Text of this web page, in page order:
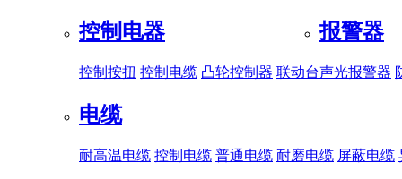
控制电器
控制按扭 控制电缆 凸轮控制器 联动台
报警器
声光报警器
电缆
耐高温电缆 控制电缆 普通电缆 耐磨电缆 屏蔽电缆